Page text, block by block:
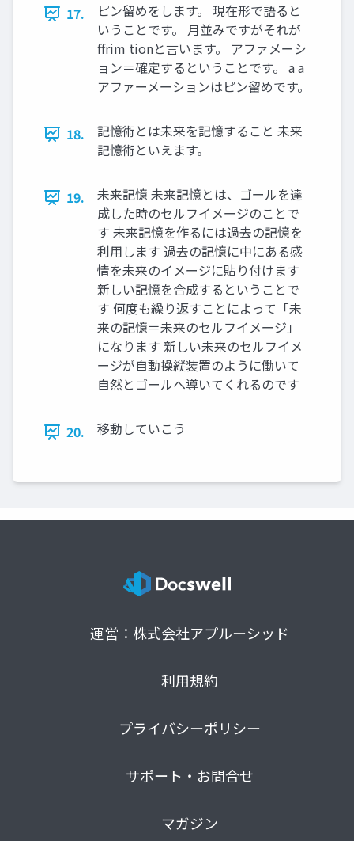
17.
ピン留めをします。 現在形で語ると
いうことです。 月並みですがそれが
ffrim tionと言います。 アファメーシ
ョン＝確定するということです。 a a
アファーメーションはピン留めです。
18.
記憶術とは未来を記憶すること 未来
記憶術といえます。
19.
未来記憶 未来記憶とは、ゴールを達
成した時のセルフイメージのことで
す 未来記憶を作るには過去の記憶を
利用します 過去の記憶に中にある感
情を未来のイメージに貼り付けます
新しい記憶を合成するということで
す 何度も繰り返すことによって「未
来の記憶＝未来のセルフイメージ」
になります 新しい未来のセルフイメ
ージが自動操縦装置のように働いて
自然とゴールへ導いてくれるのです
20. 移動していこう
運営：株式会社アプルーシッド
利用規約
プライバシーポリシー
サポート・お問合せ
マガジン